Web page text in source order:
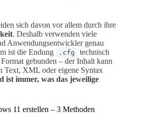
sich davon vor allem durch ihre
. Deshalb verwenden viele
Anwendungsentwickler genau
ist die Endung
.cfg
technisch
gebunden – der Inhalt kann
Text, XML oder eigene Syntax
ist immer, was das jeweilige
11 erstellen – 3 Methoden